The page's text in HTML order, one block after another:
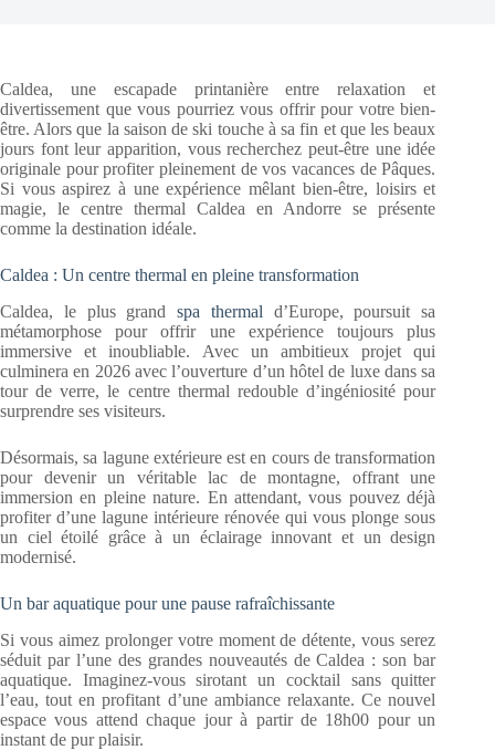
Caldea, une escapade printanière entre relaxation et
divertissement que vous pourriez vous offrir pour votre bien-
être. Alors que la saison de ski touche à sa fin et que les beaux
jours font leur apparition, vous recherchez peut-être une idée
originale pour profiter pleinement de vos vacances de Pâques.
Si vous aspirez à une expérience mêlant bien-être, loisirs et
magie, le centre thermal Caldea en Andorre se présente
comme la destination idéale.
Caldea : Un centre thermal en pleine transformation
Caldea, le plus grandspa thermal d’Europe, poursuit sa
métamorphose pour offrir une expérience toujours plus
immersive et inoubliable. Avec un ambitieux projet qui
culminera en 2026 avec l’ouverture d’un hôtel de luxe dans sa
tour de verre, le centre thermal redouble d’ingéniosité pour
surprendre ses visiteurs.
Désormais, sa lagune extérieure est en cours de transformation
pour devenir un véritable lac de montagne, offrant une
immersion en pleine nature. En attendant, vous pouvez déjà
profiter d’une lagune intérieure rénovée qui vous plonge sous
un ciel étoilé grâce à un éclairage innovant et un design
modernisé.
Un bar aquatique pour une pause rafraîchissante
Si vous aimez prolonger votre moment de détente, vous serez
séduit par l’une des grandes nouveautés de Caldea : son bar
aquatique. Imaginez-vous sirotant un cocktail sans quitter
l’eau, tout en profitant d’une ambiance relaxante. Ce nouvel
espace vous attend chaque jour à partir de 18h00 pour un
instant de pur plaisir.